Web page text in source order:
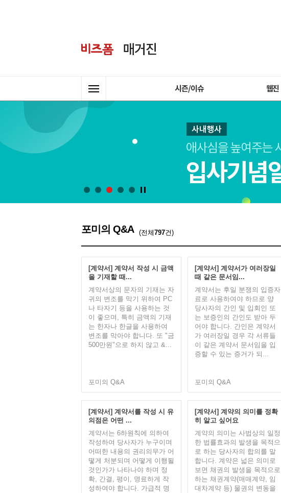
시즌/이슈 웹진
포미의 Q&A (전체797건)
[계약서] 계약서 작성 시 금액
을 기재할 때...
계약서상의 문자의 기재는 자
귀의 변조를 막기 위하여 PC
나 타자기 등을 사용하는 것
이 좋으며, 특히 금액의 기재
는 한자나 한글을 사용하여
변조를 막아야 합니다. 또 "금
500만원"으로 하지 않고 &...
포미의 Q&A
[계약서] 계약서가 여러장일
때 같은 문서임...
계약서는 후일 분쟁의 입증자
료로 사용하여야 하므로 양
당사자의 간인 및 입회인 또
는 보증인의 간인도 받아 두
어야 합니다. 간인은 계약서
가 여러장일 경우 각 서류들
이 같은 계약서 문서임을 입
증할 수 있는 증거가 되...
포미의 Q&A
[계약서] 계약서를 작성 시 유
의점은 어떤 ...
계약서는 6하원칙에 의하여
작성하여 당사자가 누구이며
어떠한 내용의 권리의무가 어
떻게 처분되며 어떻게 이행될
것인가가 나타나야 하며 정
확, 간결, 평이, 명료하게 작
성하여야 합니다. 가급적 명
[계약서] 계약의 의미를 정확
히 알고 싶어요
계약의 의미는 사법상의 일정
한 법률효과의 발생을 목적으
로 하는 당사자의 합의를 말
합니다. 계약은 넓은 의미로
보면 채권의 발생을 목적으로
하는 채권계약(매매계약, 임
대차계약 등) 물권의 변동을